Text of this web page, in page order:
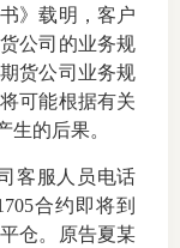
案情解
热线问
网上投
》载明，客户
公司的业务规
货公司业务规
可能根据有关
的后果。
客服人员电话
合约即将到
仓。原告夏某